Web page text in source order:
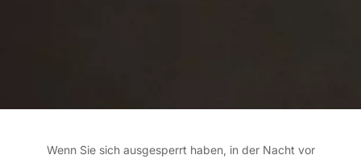
Wenn Sie sich ausgesperrt haben, in der Nacht vor